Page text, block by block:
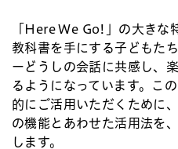
「Here We Go!」の大きな
教科書を手にする子どもた
ーどうしの会話に共感し、
るようになっています。こ
的にご活用いただくために
の機能とあわせた活用法を
します。